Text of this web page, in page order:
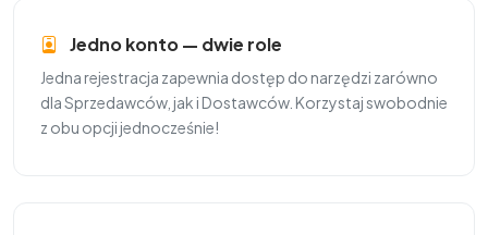
Jedno konto — dwie role
Jedna rejestracja zapewnia dostęp do narzędzi zarówno
dla Sprzedawców, jak i Dostawców. Korzystaj swobodnie
z obu opcji jednocześnie!